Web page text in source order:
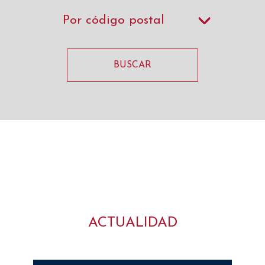
Por código postal
BUSCAR
ACTUALIDAD